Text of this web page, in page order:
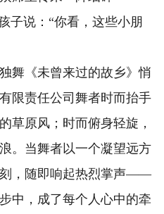
子说：“你看，这些小朋
《未曾来过的故乡》悄
限责任公司舞者时而抬手
草原风；时而俯身轻旋，
。当舞者以一个凝望远方
，随即响起热烈掌声——
中，成了每个人心中的牵